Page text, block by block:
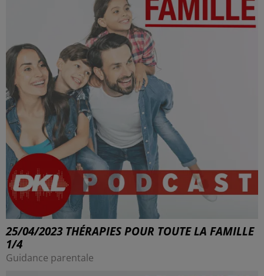
25/04/2023 THÉRAPIES POUR TOUTE LA FAMILLE
1/4
Guidance parentale